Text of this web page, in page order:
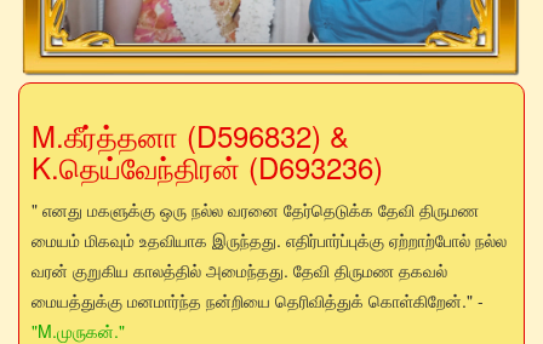
M.கீர்த்தனா (D596832) &
K.தெய்வேந்திரன் (D693236)
" எனது மகளுக்கு ஒரு நல்ல வரனை தேர்தெடுக்க தேவி திருமண
மையம் மிகவும் உதவியாக இருந்தது. எதிர்பார்ப்புக்கு ஏற்றாற்போல் நல்ல
வரன் குறுகிய காலத்தில் அமைந்தது. தேவி திருமண தகவல்
மையத்துக்கு மனமார்ந்த நன்றியை தெரிவித்துக் கொள்கிறேன்." -
"M.முருகன்."